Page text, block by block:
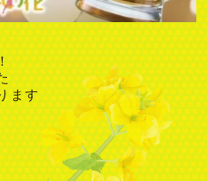
ます